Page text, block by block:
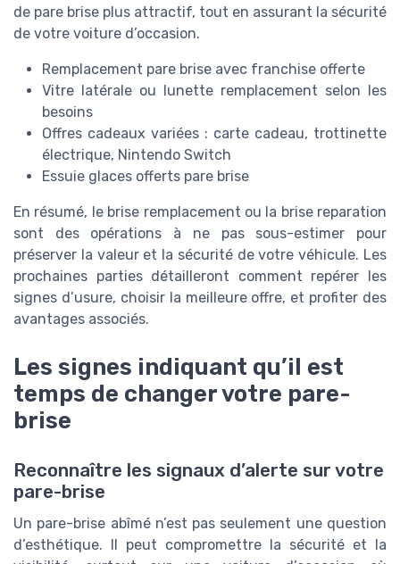
de pare brise plus attractif, tout en assurant la sécurité
de votre voiture d’occasion.
Remplacement pare brise avec franchise offerte
Vitre latérale ou lunette remplacement selon les
besoins
Offres cadeaux variées : carte cadeau, trottinette
électrique, Nintendo Switch
Essuie glaces offerts pare brise
En résumé, le brise remplacement ou la brise reparation
sont des opérations à ne pas sous-estimer pour
préserver la valeur et la sécurité de votre véhicule. Les
prochaines parties détailleront comment repérer les
signes d’usure, choisir la meilleure offre, et profiter des
avantages associés.
Les signes indiquant qu’il est
temps de changer votre pare-
brise
Reconnaître les signaux d’alerte sur votre
pare-brise
Un pare-brise abîmé n’est pas seulement une question
d’esthétique. Il peut compromettre la sécurité et la